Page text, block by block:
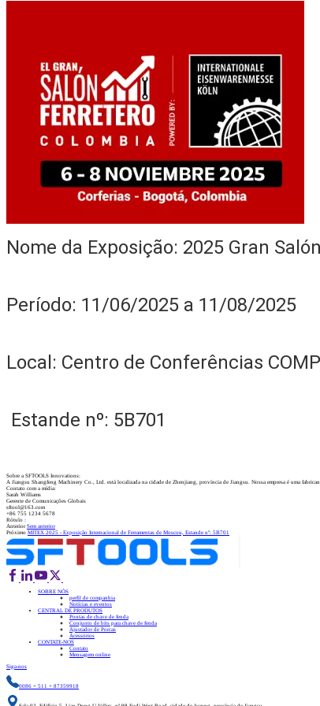
Nome da Exposição: 2025 Gran
Período: 11/06/2025 a 11/08/2025
Local: Centro de Conferências
Estande nº: 5B701
Sobre a SFTOOLS Innovations:
A Jiangsu Shangfeng Machinery Co., Ltd. está localizada na cidade de Zhenjiang, província de Jiangsu. Nossa empresa é uma
Contato com a mídia:
Sarah Williams
Gerente de Comunicações Globais
sftool@163.com
+86 755 1234 5678
Rótulo :
Anterior Sem anterior
Próximo MITEX 2025 - Exposição Internacional de Ferramentas de Moscou, Estande nº: 5B701
SOBRE NÓS
perfil de companhia
Notícias e eventos
CENTRAL DE PRODUTOS
Pontas de chave de fenda
Conjunto de bits para chave de fenda
Ajustador de Porcas
Acessórios
CONTATE-NOS
Contato
Mensagem online
Siga-nos
0086 + 511 + 87359918